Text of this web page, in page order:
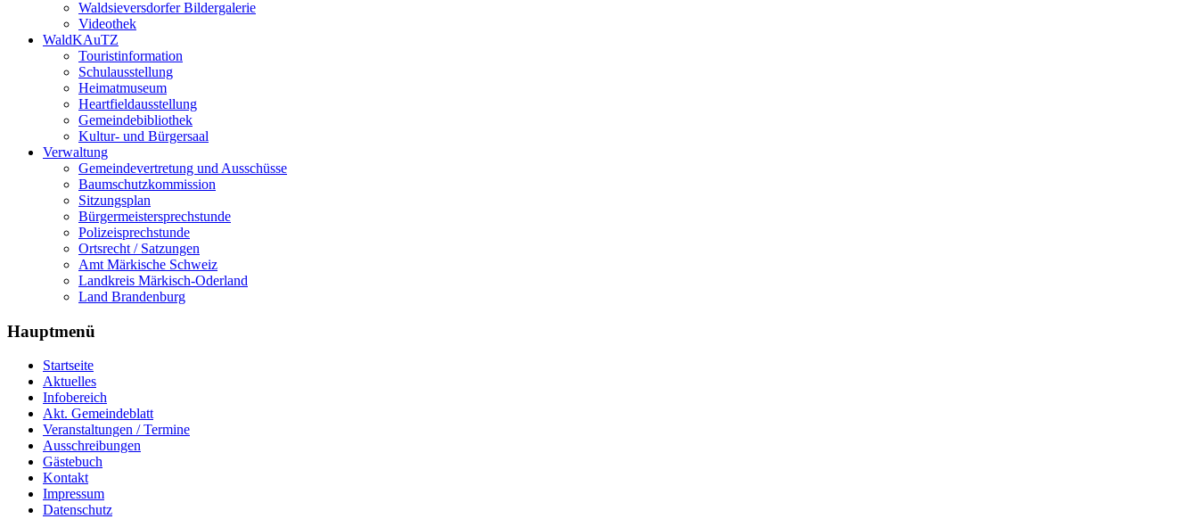
Waldsieversdorfer Bildergalerie
Videothek
WaldKAuTZ
Touristinformation
Schulausstellung
Heimatmuseum
Heartfieldausstellung
Gemeindebibliothek
Kultur- und Bürgersaal
Verwaltung
Gemeindevertretung und Ausschüsse
Baumschutzkommission
Sitzungsplan
Bürgermeistersprechstunde
Polizeisprechstunde
Ortsrecht / Satzungen
Amt Märkische Schweiz
Landkreis Märkisch-Oderland
Land Brandenburg
Hauptmenü
Startseite
Aktuelles
Infobereich
Akt. Gemeindeblatt
Veranstaltungen / Termine
Ausschreibungen
Gästebuch
Kontakt
Impressum
Datenschutz